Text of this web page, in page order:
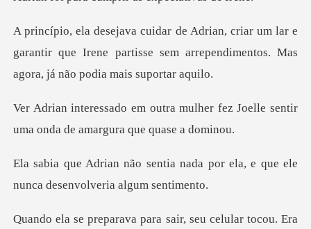
m lar e
garantir que Irene partisse sem arrependime
ulher fez Joelle sentir
uma onda
nada por ela, e que ele
nunca
r, seu celular tocou. Era